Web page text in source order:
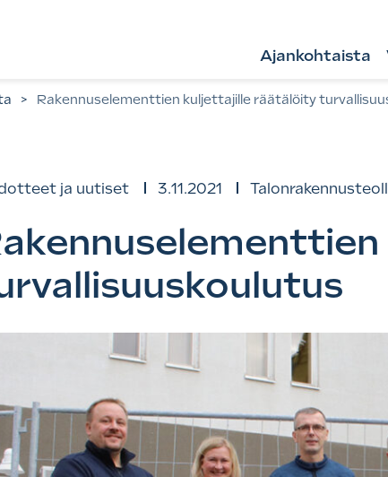
Ajankohtaista
> Rakennuselementtien kuljettajille räätälöity
ja uutiset 3.11.2021